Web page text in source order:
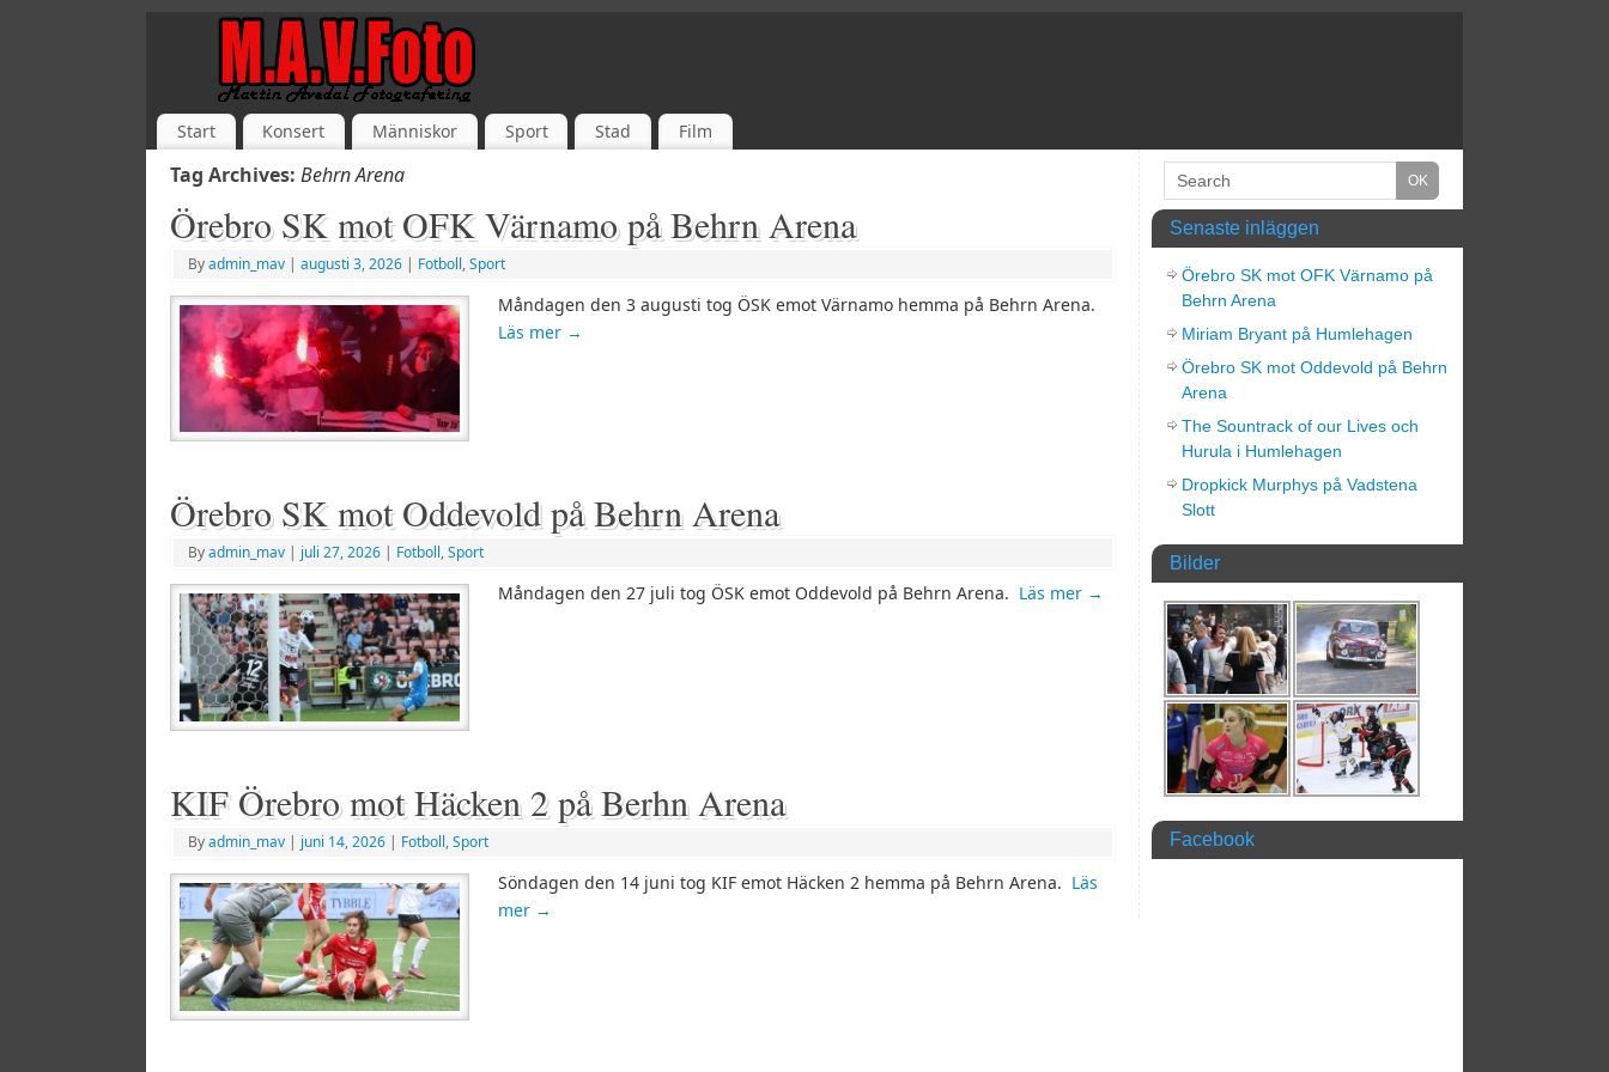
Start Konsert Människor Sport Stad Film
Tag Archives: Behrn Arena
Örebro SK mot OFK Värnamo på Behrn Arena
Byadmin_mav | augusti 3, 2026 | Fotboll,Sport
Måndagen den 3 augusti tog ÖSK emot Värnamo hemma på Behrn Arena.
Läs mer →
Örebro SK mot Oddevold på Behrn Arena
Byadmin_mav | juli 27, 2026 | Fotboll,Sport
Måndagen den 27 juli tog ÖSK emot Oddevold på Behrn Arena. Läs mer →
KIF Örebro mot Häcken 2 på Berhn Arena
Byadmin_mav | juni 14, 2026 | Fotboll,Sport
Söndagen den 14 juni tog KIF emot Häcken 2 hemma på Behrn Arena. Läs
mer →
Senaste inläggen
Örebro SK mot OFK Värnamo på
Behrn Arena
Miriam Bryant på Humlehagen
Örebro SK mot Oddevold på Behrn
Arena
The Sountrack of our Lives och
Hurula i Humlehagen
Dropkick Murphys på Vadstena
Slott
Bilder
Facebook